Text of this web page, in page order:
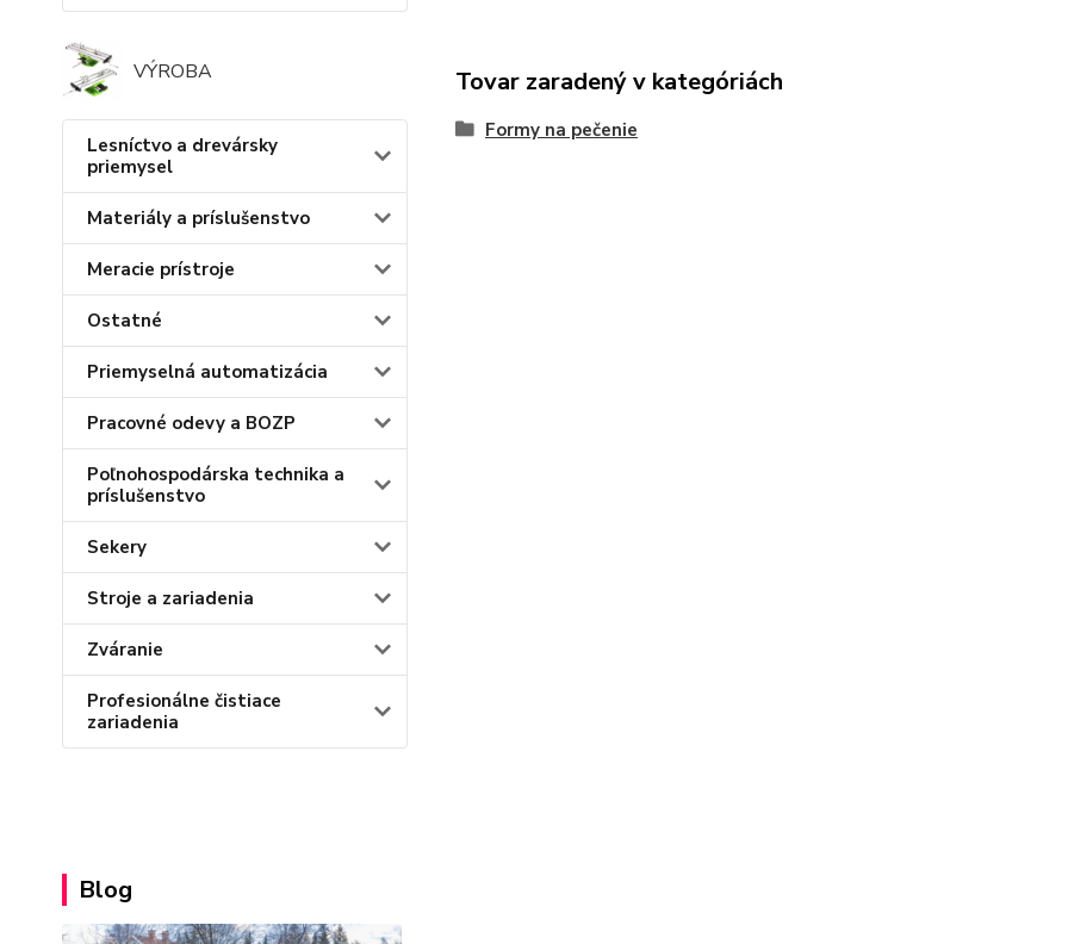
VÝROBA
Lesníctvo a drevársky
priemysel
Materiály a príslušenstvo
Meracie prístroje
Ostatné
Priemyselná automatizácia
Pracovné odevy a BOZP
Poľnohospodárska technika a
príslušenstvo
Sekery
Stroje a zariadenia
Zváranie
Profesionálne čistiace
zariadenia
Blog
Tovar zaradený v kategóriách
Formy na pečenie